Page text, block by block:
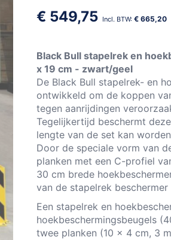
€ 549,75 € 665,20
Black Bull stapelrek en
x 19 cm - zwart/geel
De Black Bull stapelrek- en
ontwikkeld om de koppen
tegen aanrijdingen
Tegelijkertijd beschermt
lengte van de set kan
Door de speciale vorm van
planken met een C-profiel
30 cm brede
van de stapelrek
Een stapelrek en
hoekbeschermingsbeugels
twee planken (10 x 4 cm, 3